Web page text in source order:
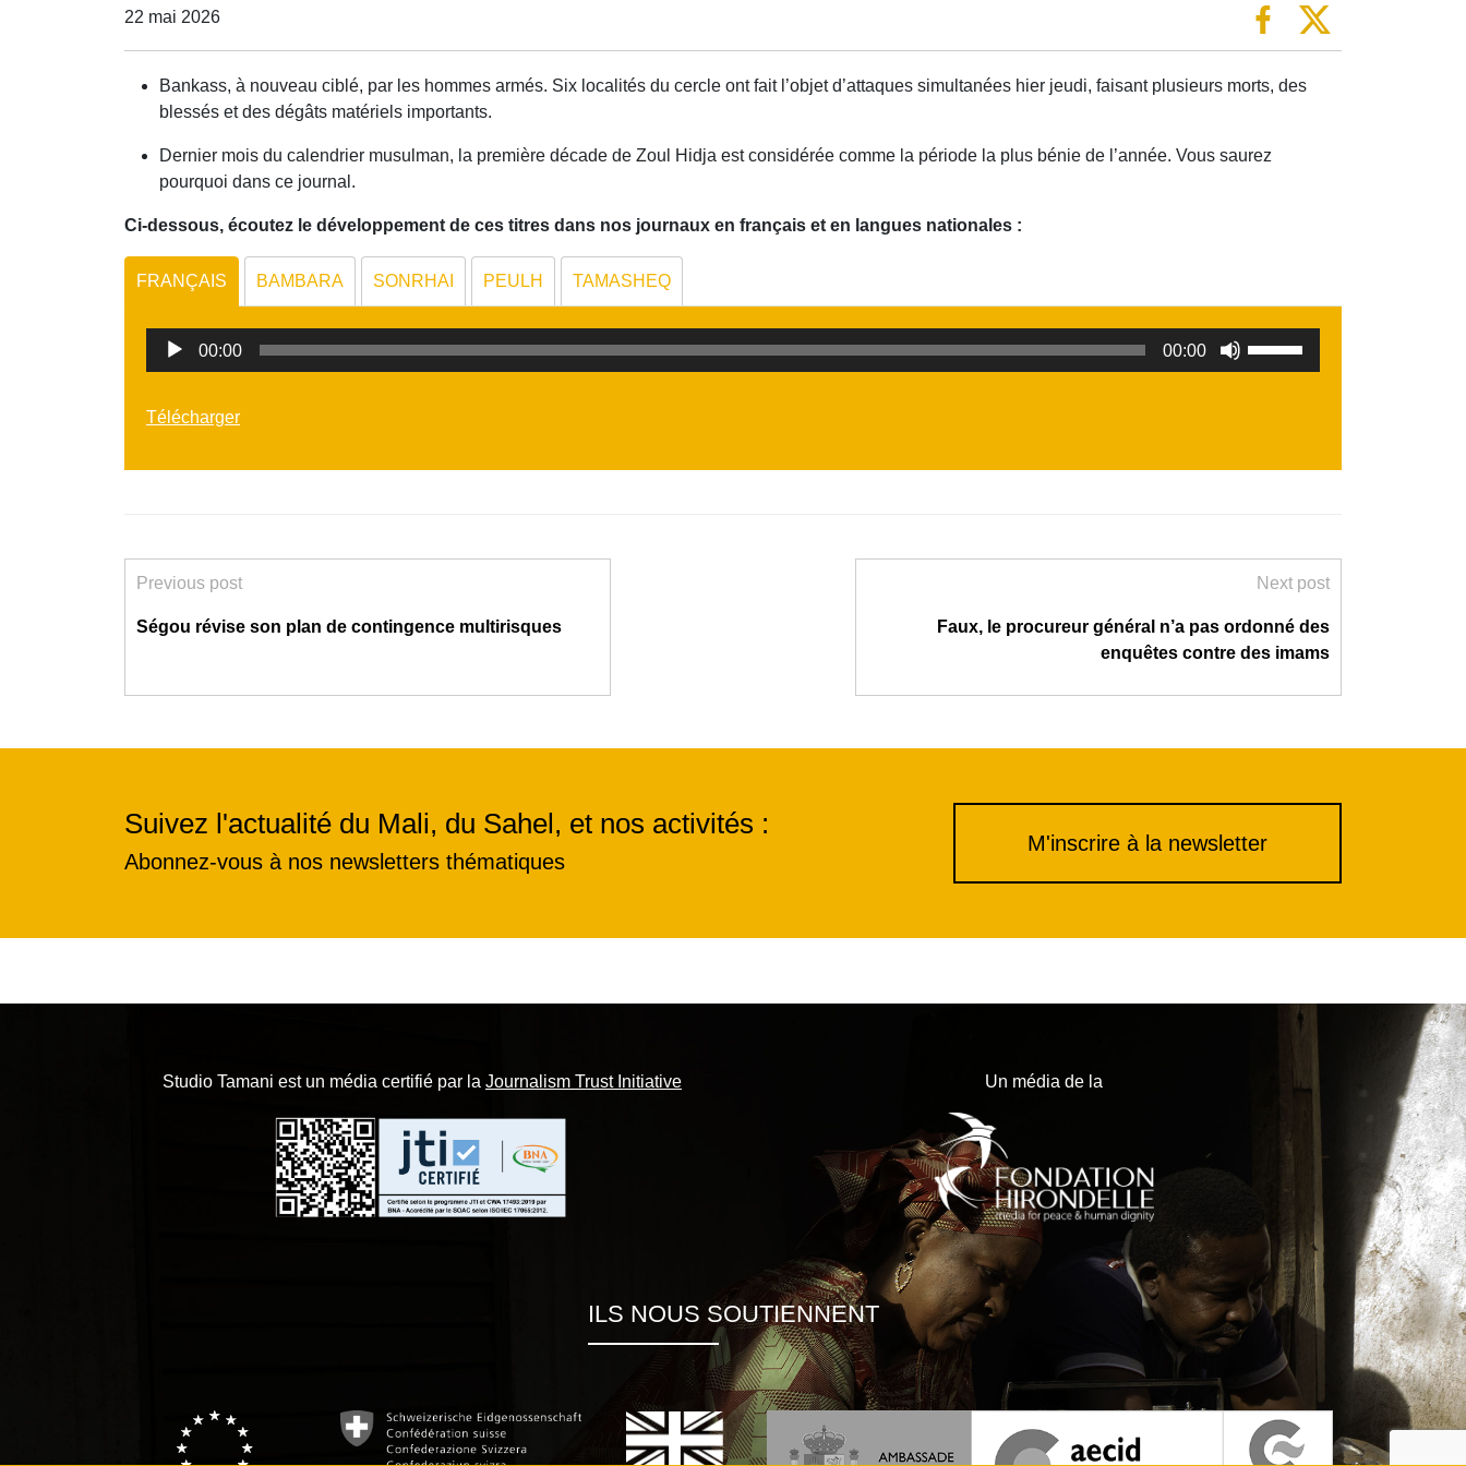
22 mai 2026
Bankass, à nouveau ciblé, par les hommes armés. Six localités du cercle ont fait l’objet d’attaques simultanées hier jeudi, faisant plusieurs morts, des
blessés et des dégâts matériels importants.
Dernier mois du calendrier musulman, la première décade de Zoul Hidja est considérée comme la période la plus bénie de l’année. Vous saurez
pourquoi dans ce journal.
Ci-dessous, écoutez le développement de ces titres dans nos journaux en français et en langues nationales :
FRANÇAIS BAMBARA SONRHAI PEULH TAMASHEQ
Lecteur
00:00 00:00
augmenter
volume.
Télécharger
Previous post
Ségou révise son plan de contingence multirisques
Next post
Faux, le procureur général n’a pas ordonné des
enquêtes contre des imams
Suivez l'actualité du Mali, du Sahel, et nos activités :
Abonnez-vous à nos newsletters thématiques
M'inscrire à la newsletter
Studio Tamani est un média certifié par la Journalism Trust Initiative Un média de la
ILS NOUS SOUTIENNENT